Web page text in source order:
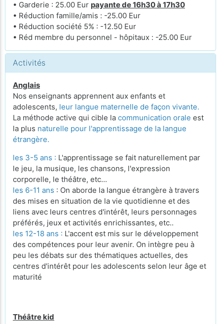
• Garderie : 25.00 Eur payante de 16h30 à 17h30
• Réduction famille/amis : -25.00 Eur
• Réduction société 5% : -12.50 Eur
• Réd membre du personnel - hôpitaux : -25.00 Eur
Activités
Anglais
Nos enseignants apprennent aux enfants et
adolescents, leur langue maternelle de façon vivante.
La méthode active qui cible la communication orale est
la plus naturelle pour l'apprentissage de la langue
étrangère.
les 3-5 ans : L'apprentissage se fait naturellement par
le jeu, la musique, les chansons, l'expression
corporelle, le théâtre, etc...
les 6-11 ans : On aborde la langue étrangère à travers
des mises en situation de la vie quotidienne et des
liens avec leurs centres d'intérêt, leurs personnages
préférés, jeux et activités enrichissantes, etc..
les 12-18 ans : L'accent est mis sur le développement
des compétences pour leur avenir. On intègre peu à
peu les débats sur des thématiques actuelles, des
centres d'intérêt pour les adolescents selon leur âge et
maturité
Théâtre kid